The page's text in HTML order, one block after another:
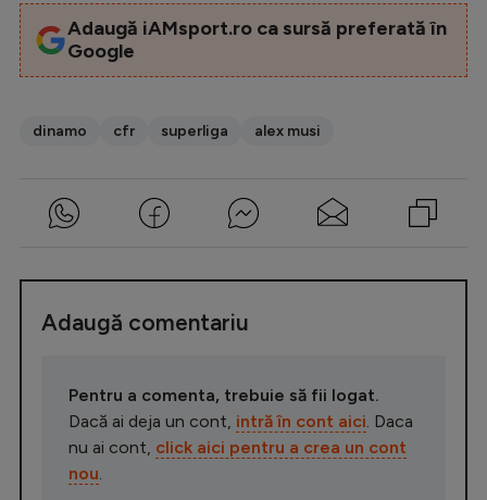
Adaugă iAMsport.ro ca sursă preferată în
Google
dinamo cfr superliga alex musi
Adaugă comentariu
Pentru a comenta, trebuie să fii logat.
Dacă ai deja un cont, intră în cont aici . Daca
nu ai cont, click aici pentru a crea un cont
nou